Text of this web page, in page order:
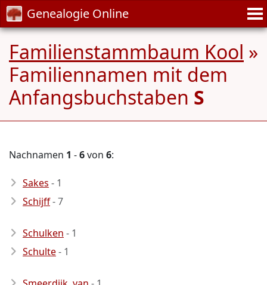
Genealogie Online
Familienstammbaum Kool »
Familiennamen mit dem
Anfangsbuchstaben S
Nachnamen 1 -6von 6:
Sakes - 1
Schijff- 7
Schulken - 1
Schulte- 1